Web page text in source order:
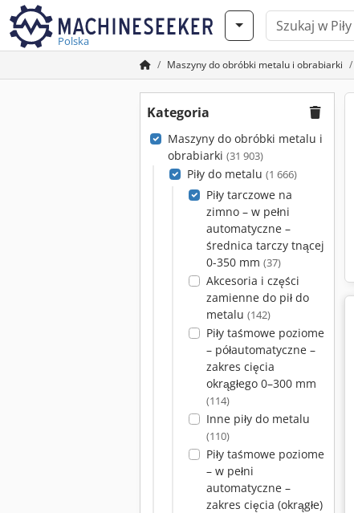
Polska
Maszyny do obróbki metalu i obrabiarki
Kategoria
Maszyny do obróbki metalu i
obrabiarki (31 903)
Piły do metalu (1 666)
Piły tarczowe na
zimno – w pełni
automatyczne –
średnica tarczy tnącej
0-350 mm (37)
Akcesoria i części
zamienne do pił do
metalu (142)
Piły taśmowe poziome
– półautomatyczne –
zakres cięcia
okrągłego 0–300 mm
(114)
Inne piły do metalu
(110)
Piły taśmowe poziome
– w pełni
automatyczne –
zakres cięcia (okrągłe)